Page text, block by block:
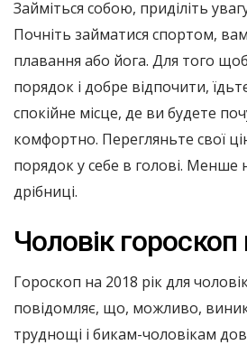
Займіться собою, приділіть
Почніть займатися спортом,
плавання або йога. Для того
порядок і добре відпочити,
спокійне місце, де ви будете
комфортно. Перегляньте свої
порядок у себе в голові. Менше
дрібниці.
Чоловік гороскоп
Гороскоп на 2018 рік для
повідомляє, що, можливо,
труднощі і бикам-чоловікам